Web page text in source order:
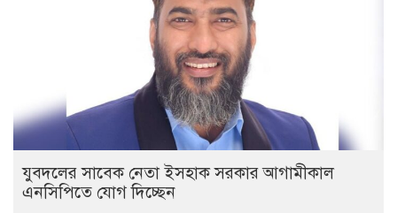
যুবদলের সাবেক নেতা ইসহাক সরকার আগামীকাল
এনসিপিতে যোগ দিচ্ছেন